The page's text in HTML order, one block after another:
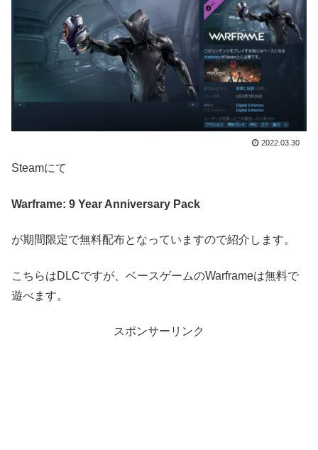
2022.03.30
Steamにて
Warframe: 9 Year Anniversary Pack
が期間限定で無料配布となっていますので紹介します。
こちらはDLCですが、ベースゲームのWarframeは無料で
遊べます。
スポンサーリンク